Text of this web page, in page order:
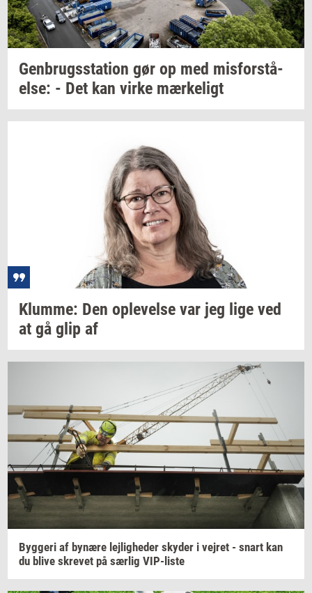
Gen­brugs­sta­tion gør op med mis­for­stå­
el­se: - Det kan virke mær­ke­ligt
Klum­me: Den op­le­vel­se var jeg lige ved
at gå glip af
Byg­ge­ri af by­næ­re lej­lig­he­der sky­der i vej­ret - snart kan
du blive skre­vet på sær­lig VIP-​liste